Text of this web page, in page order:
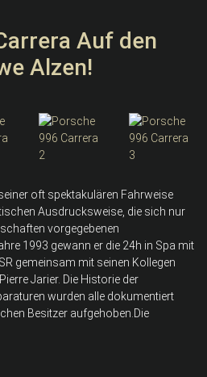
Auf den
Alzen!
oft spektakulären Fahrweise
Ausdrucksweise, die sich nur
vorgegebenen
1993 gewann er die 24h in Spa mit
gemeinsam mit seinen Kollegen
Jarier. Die Historie der
wurden alle dokumentiert
Besitzer aufgehoben.Die